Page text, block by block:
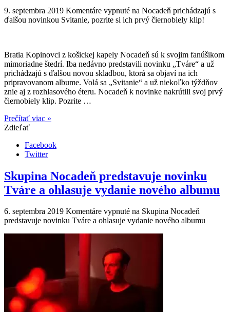
9. septembra 2019 Komentáre vypnuté na Nocadeň prichádzajú s
ďalšou novinkou Svitanie, pozrite si ich prvý čiernobiely klip!
Bratia Kopinovci z košickej kapely Nocadeň sú k svojim fanúšikom
mimoriadne štedrí. Iba nedávno predstavili novinku „Tváre“ a už
prichádzajú s ďalšou novou skladbou, ktorá sa objaví na ich
pripravovanom albume. Volá sa „Svitanie“ a už niekoľko týždňov
znie aj z rozhlasového éteru. Nocadeň k novinke nakrútili svoj prvý
čiernobiely klip. Pozrite …
Prečítať viac »
Zdieľať
Facebook
Twitter
Skupina Nocadeň predstavuje novinku
Tváre a ohlasuje vydanie nového albumu
6. septembra 2019 Komentáre vypnuté na Skupina Nocadeň
predstavuje novinku Tváre a ohlasuje vydanie nového albumu